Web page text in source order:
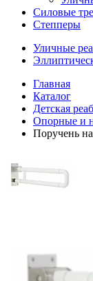
Силовые
Степперы
Уличные
Главная
Каталог
Детская
Опорные и
Поручень